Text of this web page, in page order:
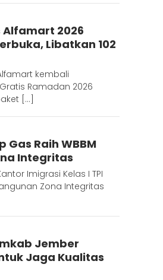
2026
Libatkan 102
kembali
Ramadan 2026
[…]
Raih WBBM
Integritas
Imigrasi Kelas I TPI
Zona Integritas
Jember
Jaga Kualitas